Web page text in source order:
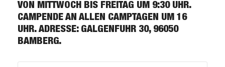
VON MITTWOCH BIS FREITAG UM 9:30 UHR.
CAMPENDE AN ALLEN CAMPTAGEN UM 16
UHR. ADRESSE: GALGENFUHR 30, 96050
BAMBERG.